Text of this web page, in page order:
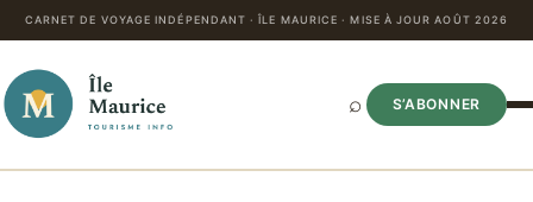
CARNET DE VOYAGE INDÉPENDANT · ÎLE MAURICE · MISE À JOUR AOÛT 2026
⌕ S’ABONNER